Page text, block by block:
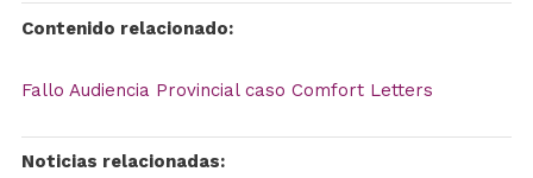
Contenido relacionado:
Fallo Audiencia Provincial caso Comfort Letters
Noticias relacionadas: